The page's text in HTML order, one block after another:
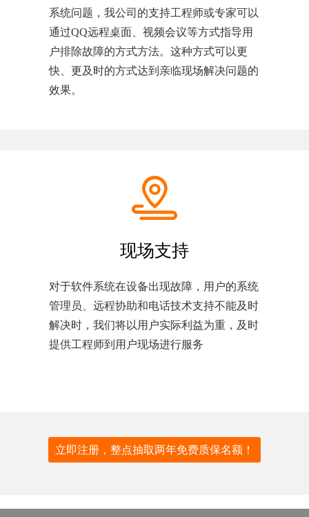
系统问题，我公司的支持工程师或专家可以
通过QQ远程桌面、视频会议等方式指导用
户排除故障的方式方法。这种方式可以更
快、更及时的方式达到亲临现场解决问题的
效果。
现场支持
对于软件系统在设备出现故障，用户的系统
管理员、远程协助和电话技术支持不能及时
解决时，我们将以用户实际利益为重，及时
提供工程师到用户现场进行服务
立即注册，整点抽取两年免费质保名额！